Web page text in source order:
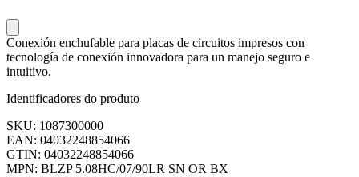
Conexión enchufable para placas de circuitos impresos con
tecnología de conexión innovadora para un manejo seguro e
intuitivo.
Identificadores do produto
SKU: 1087300000
EAN: 04032248854066
GTIN: 04032248854066
MPN: BLZP 5.08HC/07/90LR SN OR BX